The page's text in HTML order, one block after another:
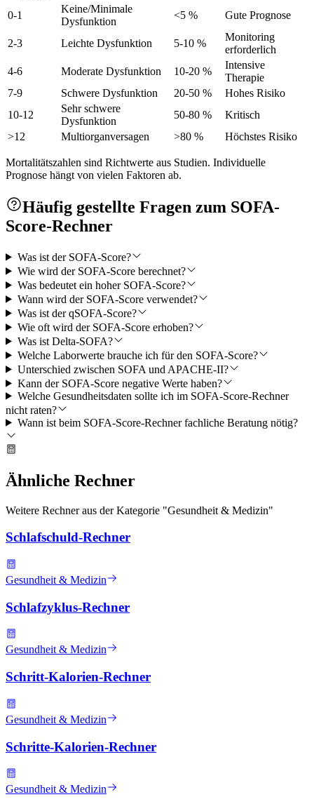
0-1
Keine/Minimale
Dysfunktion
<5 % Gute Prognose
2-3 Leichte Dysfunktion 5-10 %
Monitoring
erforderlich
4-6
Moderate Dysfunktion 10-20 %
Intensive
Therapie
7-9
Schwere Dysfunktion 20-50 %
Hohes Risiko
10-12
Sehr schwere
Dysfunktion
50-80 %
Kritisch
>12
Multiorganversagen >80 % Höchstes Risiko
Mortalitätszahlen sind Richtwerte aus Studien. Individuelle
Prognose hängt von vielen Faktoren ab.
Häufig gestellte Fragen zum SOFA-
Score-Rechner
Was ist der SOFA-Score?
Wie wird der SOFA-Score berechnet?
Was bedeutet ein hoher SOFA-Score?
Wann wird der SOFA-Score verwendet?
Was ist der qSOFA-Score?
Wie oft wird der SOFA-Score erhoben?
Was ist Delta-SOFA?
Welche Laborwerte brauche ich für den SOFA-Score?
Unterschied zwischen SOFA und APACHE-II?
Kann der SOFA-Score negative Werte haben?
Welche Gesundheitsdaten sollte ich im SOFA-Score-Rechner
nicht raten?
Wann ist beim SOFA-Score-Rechner fachliche Beratung nötig?
Ähnliche Rechner
Weitere Rechner aus der Kategorie "Gesundheit & Medizin"
Schlafschuld-Rechner
Gesundheit & Medizin
Schlafzyklus-Rechner
Gesundheit & Medizin
Schritt-Kalorien-Rechner
Gesundheit & Medizin
Schritte-Kalorien-Rechner
Gesundheit & Medizin